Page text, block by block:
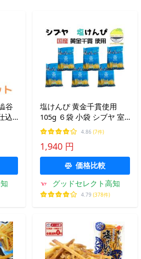
谷
込
販
塩けんぴ 黄金千貫使用
105g ６袋 小袋 シブヤ 室
戸海洋深層水仕込み
4.86 (7件)
1,940 円
価格比較
グッドセレクト高知
4.79 (378件)